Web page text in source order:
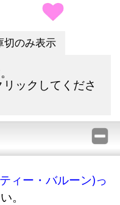
切のみ表示
リックしてくださ
ィー・バルーン)っ
。